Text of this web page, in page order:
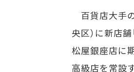
百貨店大手
央区）に新店
松屋銀座店に
高級店を常設